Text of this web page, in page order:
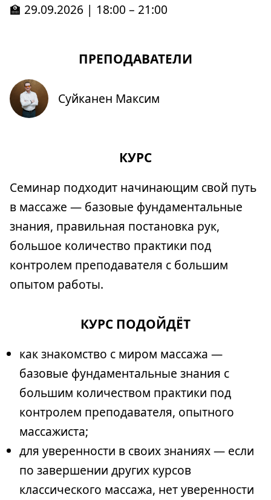
ПРЕПОДАВАТЕЛИ
Суйканен Максим
🏫 29.09.2026 | 18:00 – 21:00
КУРС
Семинар подходит начинающим свой путь
в массаже — базовые фундаментальные
знания, правильная постановка рук,
большое количество практики под
контролем преподавателя с большим
опытом работы.
КУРС ПОДОЙДЁТ
как знакомство с миром массажа —
базовые фундаментальные знания с
большим количеством практики под
контролем преподавателя, опытного
массажиста;
для уверенности в своих знаниях — если
по завершении других курсов
классического массажа, нет уверенности